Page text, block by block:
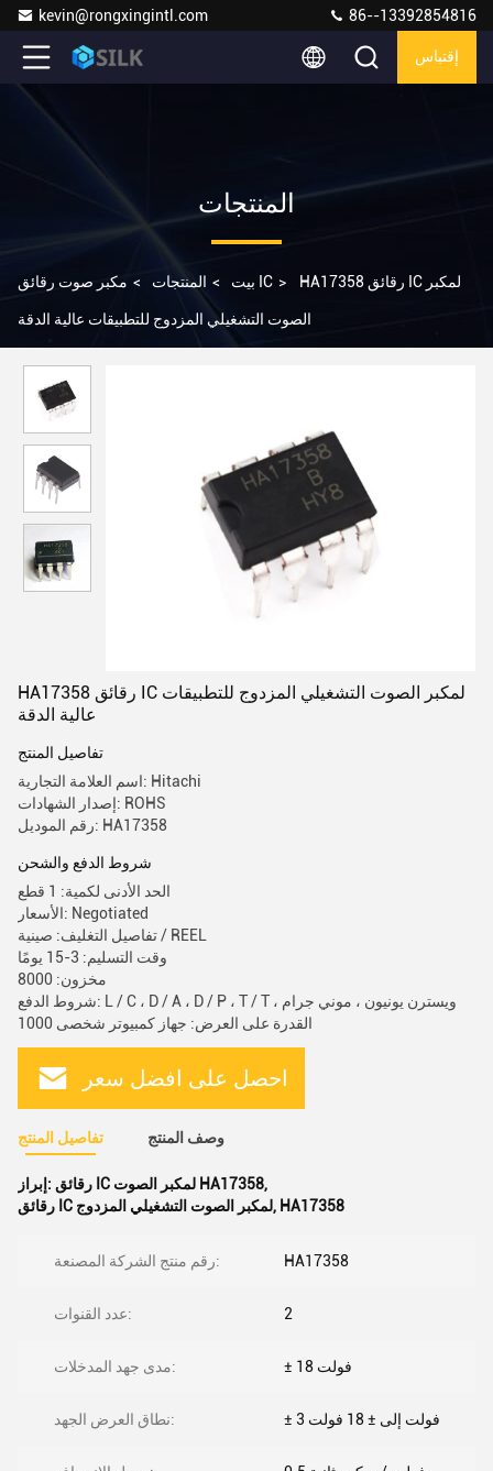
kevin@rongxingintl.com 86--13392854816
إقتباس
المنتجات
بيت > المنتجات > مكبر صوت رقائق IC > HA17358 رقائق IC لمكبر
الصوت التشغيلي المزدوج للتطبيقات عالية الدقة
HA17358 رقائق IC لمكبر الصوت التشغيلي المزدوج للتطبيقات
عالية الدقة
تفاصيل المنتج
اسم العلامة التجارية: Hitachi
إصدار الشهادات: ROHS
رقم الموديل: HA17358
شروط الدفع والشحن
الحد الأدنى لكمية: 1 قطع
الأسعار: Negotiated
تفاصيل التغليف: صينية / REEL
وقت التسليم: 3-15 يومًا
مخزون: 8000
شروط الدفع: L / C ، D / A ، D / P ، T / T ، ويسترن يونيون ، موني جرام
القدرة على العرض: جهاز كمبيوتر شخصى 1000
احصل على افضل سعر
تفاصيل المنتج وصف المنتج
إبراز: رقائق IC لمكبر الصوت HA17358,
رقائق IC لمكبر الصوت التشغيلي المزدوج, HA17358
رقم منتج الشركة المصنعة: HA17358
عدد القنوات: 2
مدى جهد المدخلات: ± 18 فولت
نطاق العرض الجهد: ± 3 فولت إلى ± 18 فولت